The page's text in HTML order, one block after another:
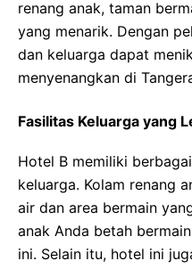
renang anak, taman
yang menarik. Dengan
dan keluarga dapat
menyenangkan di
Fasilitas Keluarga yang
Hotel B memiliki
keluarga. Kolam renang
air dan area bermain
anak Anda betah
ini. Selain itu, hotel ini